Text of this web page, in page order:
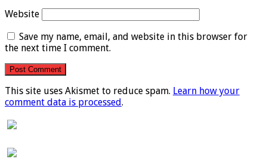
Website
Save my name, email, and website in this browser for
the next time I comment.
This site uses Akismet to reduce spam. Learn how your
comment data is processed.